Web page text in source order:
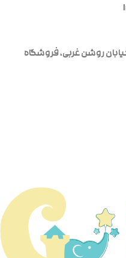
روشن غربی، فروشگاه